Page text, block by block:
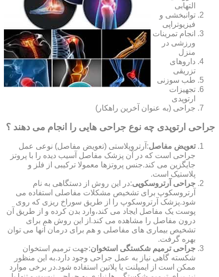
التهابی
توانبخشی و
فیزیوتراپی
انجام تمرینات
ورزشی در
منزل
داروهای
تزریقی
طب سوزنی
تجهیزات
ارتوپدی
جراحی (به عنوان آخرین راهکار)
جراحی ارتوپدی چه نوع جراحی هایی را انجام می دهند ؟
تعویض مفاصل:آرتروپلاستی (تعویض مفاصل) نوعی عمل
جراحی است که در آن پزشک مفاصل آسیب دیده را با پروتز
جایگزین می کند.جنس پروتزها معمولا ترکیبی از فلز و
پلاستیک است.
جراحی آرتروسکوپی:در این روش از دستگاهی به نام
آرتروسکوپ برای تشخیص مشکلات مفاصلی استفاده می
شود.پزشک آرتروسکوپ را از طریق سوراخ ریزی که روی
پوست یک مفاصل ایجاد می کند،وارد بدن کرده و از طریق آن
درون مفاصل را مشاهده می کند.از این روش هم برای
تشخیص بیماری های مفاصلی و هم برای درمان آنها می توان
بهره گرفت.
جراحی ترمیم شکستگی استخوان:جهت ترمیم استخوان
شکسته گاهی نیاز به عمل جراحی وجود دارد.به این منظور
ممکن است از ایمپلنت یا پلاتین استفاده شود.در برخی موارد